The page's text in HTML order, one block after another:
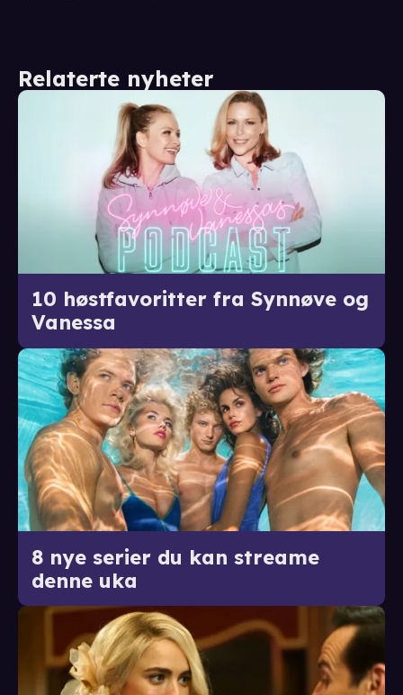
Relaterte nyheter
10 høstfavoritter fra Synnøve og
Vanessa
8 nye serier du kan streame
denne uka